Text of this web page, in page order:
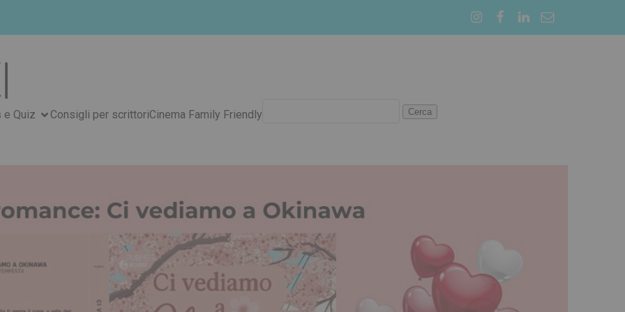
e Quiz Consigli per scrittoriCinema Family Friendly